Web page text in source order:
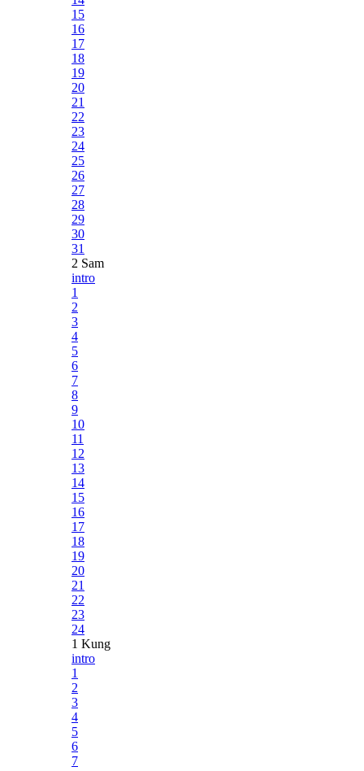
15
16
17
18
19
20
21
22
23
24
25
26
27
28
29
30
31
2 Sam
intro
1
2
3
4
5
6
7
8
9
10
11
12
13
14
15
16
17
18
19
20
21
22
23
24
1 Kung
intro
1
2
3
4
5
6
7